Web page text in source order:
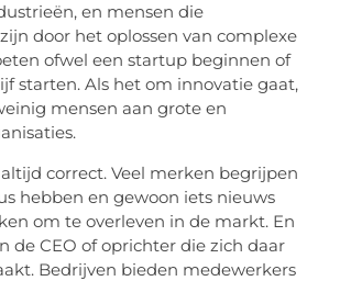
en mensen die
door het oplossen van complexe
ofwel een startup beginnen of
starten. Als het om innovatie gaat,
mensen aan grote en
correct. Veel merken begrijpen
hebben en gewoon iets nieuws
om te overleven in de markt. En
de CEO of oprichter die zich daar
Bedrijven bieden medewerkers